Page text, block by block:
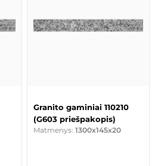
Granito gaminiai 110210
(G603 priešpakopis)
Matmenys: 1300x145x20